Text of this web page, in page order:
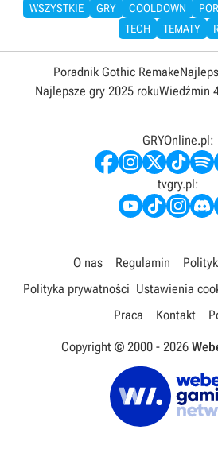
WSZYSTKIE GRY COOLDOWN
TECH
TEMATY
Poradnik Gothic Remake
Najlepsze gry 2025 rokuWiedźmin
GRYOnline.pl:
tvgry.pl:
O nas Regulamin
Polityka prywatności Ustawienia
Praca
Kontakt
Copyright © 2000 - 2026